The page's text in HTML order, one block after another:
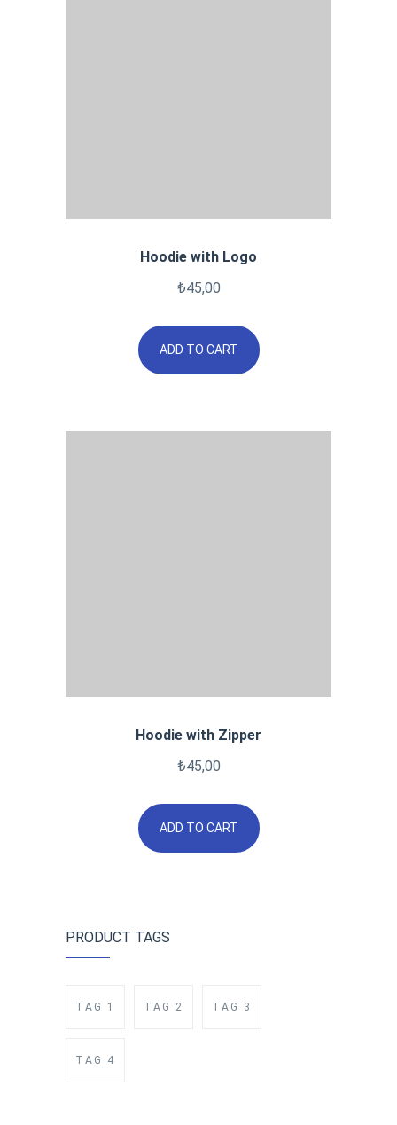
Hoodie with Logo
₺45,00
ADD TO CART
Hoodie with Zipper
₺45,00
ADD TO CART
PRODUCT TAGS
TAG 1 TAG 2 TAG 3
TAG 4